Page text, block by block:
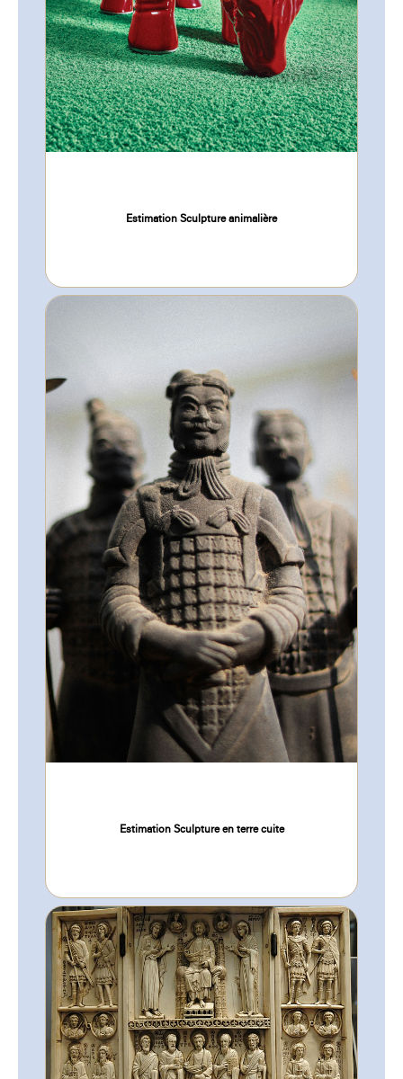
Estimation Sculpture animalière
Estimation Sculpture en terre cuite